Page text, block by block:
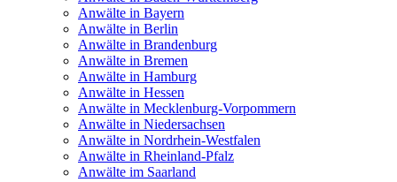
Anwälte in Bayern
Anwälte in Berlin
Anwälte in Brandenburg
Anwälte in Bremen
Anwälte in Hamburg
Anwälte in Hessen
Anwälte in Mecklenburg-Vorpommern
Anwälte in Niedersachsen
Anwälte in Nordrhein-Westfalen
Anwälte in Rheinland-Pfalz
Anwälte im Saarland